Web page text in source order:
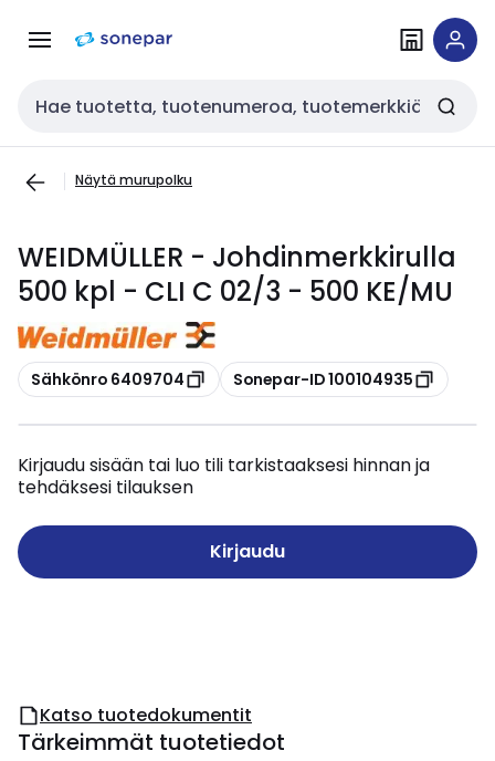
navigointiinsisältöön
Haku
Näytä murupolku
WEIDMÜLLER - Johdinmerkkirulla
500 kpl - CLI C 02/3 - 500 KE/MU
Kopioi
Sähkönro 6409704 Kopioi
Sonepar-ID 100104935
Kirjaudu sisään tai luo tili tarkistaaksesi hinnan ja
tehdäksesi tilauksen
Kirjaudu
Katso tuotedokumentit
Tärkeimmät tuotetiedot